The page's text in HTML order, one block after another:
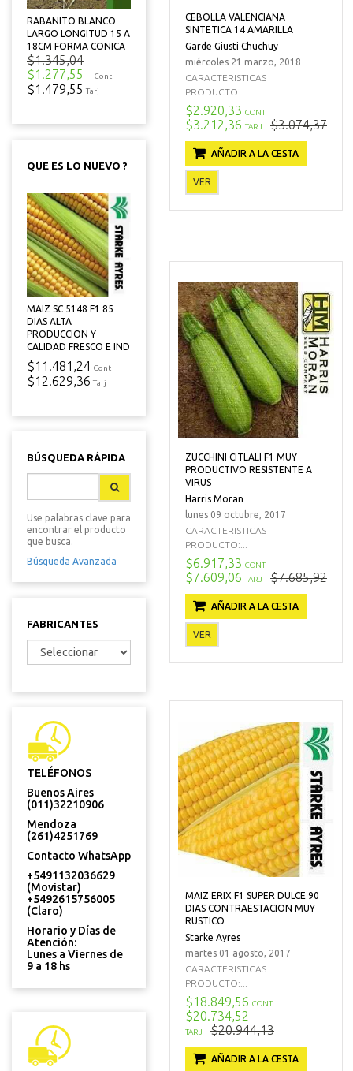
RABANITO BLANCO
LARGO LONGITUD 15 A
18CM FORMA CONICA
$1.345,04
$1.277,55
Cont
$1.479,55 Tarj
QUE ES LO NUEVO ?
MAIZ SC 5148 F1 85
DIAS ALTA
PRODUCCION Y
CALIDAD FRESCO E IND
$11.481,24 Cont
$12.629,36 Tarj
BÚSQUEDA RÁPIDA
Use palabras clave para
encontrar el producto
que busca.
Búsqueda Avanzada
FABRICANTES
TELÉFONOS
Buenos Aires
(011)32210906
Mendoza
(261)4251769
Contacto WhatsApp
+5491132036629
(Movistar)
+5492615756005
(Claro)
Horario y Días de
Atención:
Lunes a Viernes de
9 a 18 hs
CEBOLLA VALENCIANA
SINTETICA 14 AMARILLA
Garde Giusti Chuchuy
miércoles 21 marzo, 2018
CARACTERISTICAS
PRODUCTO:...
$2.920,33 CONT
$3.212,36 TARJ $3.074,37
AÑADIR A LA CESTA
VER
ZUCCHINI CITLALI F1 MUY
PRODUCTIVO RESISTENTE A
VIRUS
Harris Moran
lunes 09 octubre, 2017
CARACTERISTICAS
PRODUCTO:...
$6.917,33 CONT
$7.609,06 TARJ $7.685,92
AÑADIR A LA CESTA
VER
MAIZ ERIX F1 SUPER DULCE 90
DIAS CONTRAESTACION MUY
RUSTICO
Starke Ayres
martes 01 agosto, 2017
CARACTERISTICAS
PRODUCTO:...
$18.849,56 CONT
$20.734,52
TARJ $20.944,13
AÑADIR A LA CESTA